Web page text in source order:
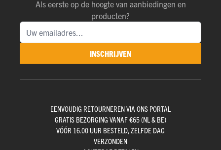
Als eerste op de hoogte van aanbiedingen en
producten?
INSCHRIJVEN
EENVOUDIG RETOURNEREN VIA ONS PORTAL
GRATIS BEZORGING VANAF €65 (NL & BE)
VÓÓR 16.00 UUR BESTELD, ZELFDE DAG
VERZONDEN